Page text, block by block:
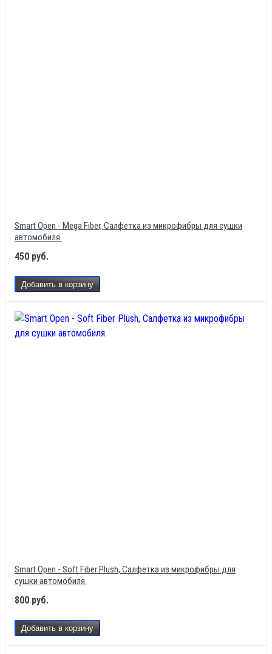
Smart Open - Mega Fiber, Салфетка из микрофибры для сушки
автомобиля.
450 руб.
Добавить в корзину
Smart Open - Soft Fiber Plush, Салфетка из микрофибры для
сушки автомобиля.
800 руб.
Добавить в корзину